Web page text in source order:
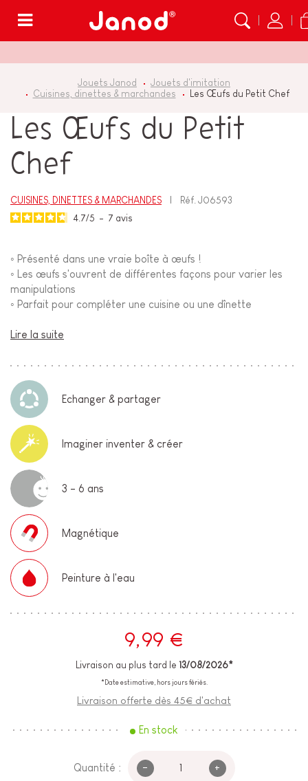
Jouets Janod
Jouets d'imitation
Cuisines, dinettes & marchandes
Les Œufs du Petit Chef
Les Œufs du Petit
Chef
CUISINES, DINETTES & MARCHANDES Réf.J06593
4.7/5 - 7 avis
◦ Présenté dans une vraie boîte à œufs !
◦ Les œufs s'ouvrent de différentes façons pour varier les
manipulations
◦ Parfait pour compléter une cuisine ou une dînette
Lire la suite
Echanger & partager
Imaginer inventer & créer
3 - 6 ans
Magnétique
Peinture à l'eau
9,99 €
Livraison au plus tard le 13/08/2026*
*Date estimative, hors jours fériés.
Livraison offerte dès 45€ d'achat
En stock
Quantité : - +